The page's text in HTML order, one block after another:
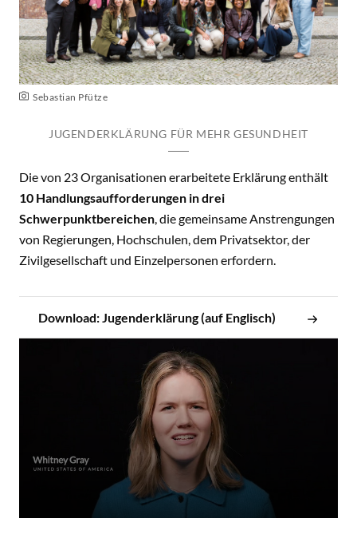
Sebastian Pfütze
JUGENDERKLÄRUNG FÜR MEHR GESUNDHEIT
Die von 23 Organisationen erarbeitete Erklärung enthält
10 Handlungsaufforderungen in drei
Schwerpunktbereichen, die gemeinsame Anstrengungen
von Regierungen, Hochschulen, dem Privatsektor, der
Zivilgesellschaft und Einzelpersonen erfordern.
Download: Jugenderklärung (auf Englisch)